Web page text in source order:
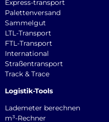
Express-transport
Palettenversand
Sammelgut
LTL-Transport
FTL-Transport
International
Straßentransport
Track & Trace
Logistik-Tools
Lademeter berechnen
m³-Rechner